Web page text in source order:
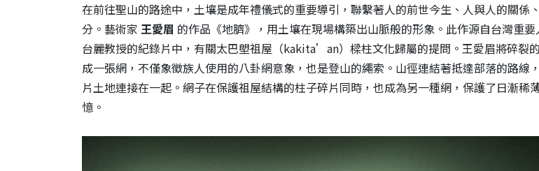
在前往聖山的路途中，土壤是成年禮儀式的重要導引，聯繫著人的前世今生、人與人的關係
分。藝術家 王愛眉 的作品《地臍》，用土壤在現場構築出山脈般的形象。此作源自台灣重
台麗教授的紀錄片中，有關太巴塱祖屋（kakita’an）樑柱文化歸屬的提問。王愛眉將碎裂
成一張網，不僅象徵族人使用的八卦網意象，也是登山的繩索。山徑連結著抵達部落的路線
片土地連接在一起。網子在保護祖屋結構的柱子碎片同時，也成為另一種網，保護了日漸稀
憶。